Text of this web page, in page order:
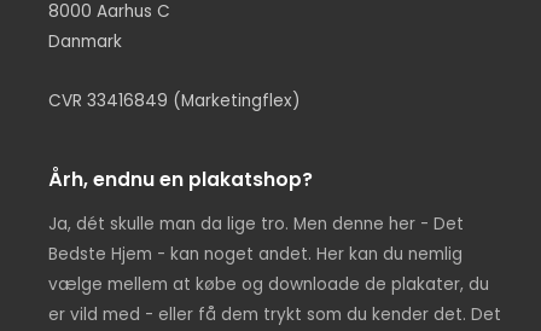
8000 Aarhus C
Danmark
CVR 33416849 (Marketingflex)
Årh, endnu en plakatshop?
Ja, dét skulle man da lige tro. Men denne her - Det
Bedste Hjem - kan noget andet. Her kan du nemlig
vælge mellem at købe og downloade de plakater, du
er vild med - eller få dem trykt som du kender det. Det